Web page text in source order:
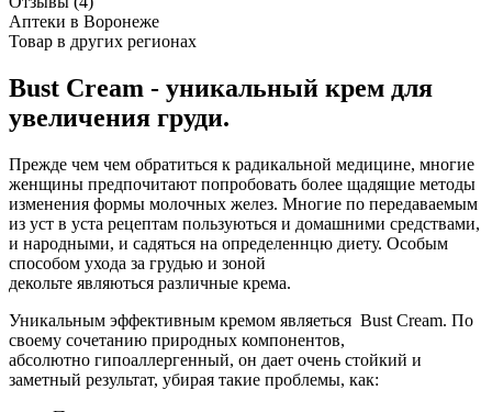
Аптеки в Воронеже
Товар в других регионах
Bust Cream - уникальный крем для
увеличения груди.
Прежде чем чем обратиться к радикальной медицине, многие
женщины предпочитают попробовать более щадящие методы
изменения формы молочных желез. Многие по передаваемым
из уст в уста рецептам пользуються и домашними средствами,
и народными, и садяться на определеннцю диету. Особым
способом ухода за грудью и зоной
декольте являються различные крема.
Уникальным эффективным кремом являеться Bust Cream. По
своему сочетанию природных компонентов,
абсолютно гипоаллергенный, он дает очень стойкий и
заметный результат, убирая такие проблемы, как: